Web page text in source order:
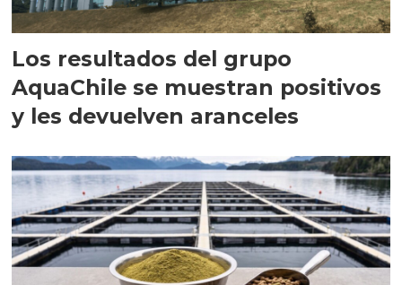
Los resultados del grupo
AquaChile se muestran positivos
y les devuelven aranceles